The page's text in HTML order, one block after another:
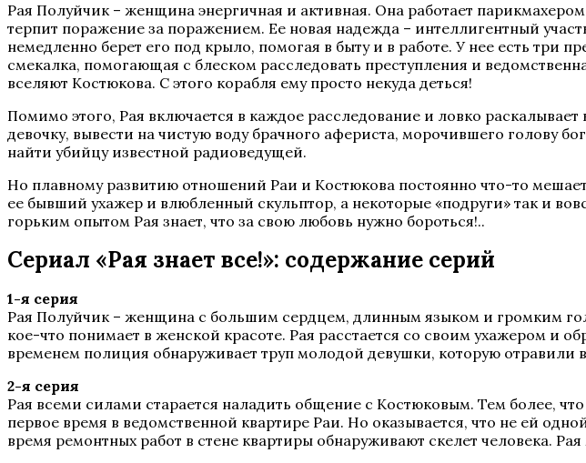
Рая Полуйчик – женщина энергичная и активная. Она работает
терпит поражение за поражением. Ее новая надежда – интеллигентный
немедленно берет его под крыло, помогая в быту и в работе. У нее есть
смекалка, помогающая с блеском расследовать преступления и
вселяют Костюкова. С этого корабля ему просто некуда деться!
Помимо этого, Рая включается в каждое расследование и ловко
девочку, вывести на чистую воду брачного афериста, морочившего голову
найти убийцу известной радиоведущей.
Но плавному развитию отношений Раи и Костюкова постоянно что-то
ее бывший ухажер и влюбленный скульптор, а некоторые «подруги» так и
горьким опытом Рая знает, что за свою любовь нужно бороться!..
Сериал «Рая знает все!»: содержание серий
1-я серия
Рая Полуйчик – женщина с большим сердцем, длинным языком и громким
кое-что понимает в женской красоте. Рая расстается со своим ухажером и
временем полиция обнаруживает труп молодой девушки, которую отравили
2-я серия
Рая всеми силами старается наладить общение с Костюковым. Тем более,
первое время в ведомственной квартире Раи. Но оказывается, что не ей
время ремонтных работ в стене квартиры обнаруживают скелет человека.